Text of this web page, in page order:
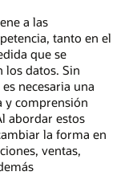
a las
tanto en el
que se
los datos. Sin
necesaria una
y comprensión
abordar estos
la forma en
ventas,